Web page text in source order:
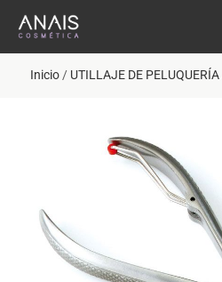
Inicio / UTILLAJE DE PELUQUERÍA